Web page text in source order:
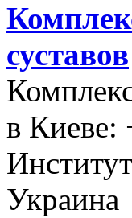
суставов
в Киеве:
Украина